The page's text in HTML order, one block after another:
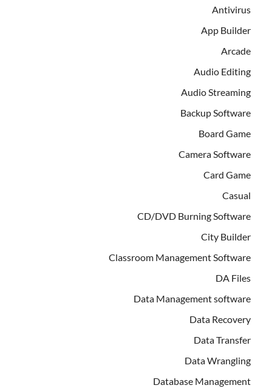
Antivirus
App Builder
Arcade
Audio Editing
Audio Streaming
Backup Software
Board Game
Camera Software
Card Game
Casual
CD/DVD Burning Software
City Builder
Classroom Management Software
DA Files
Data Management software
Data Recovery
Data Transfer
Data Wrangling
Database Management